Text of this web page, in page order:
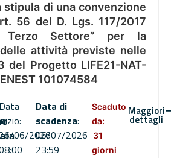
stipula di una convenzione
56 del D. Lgs. 117/2017
Terzo Settore” per la
attività previste nelle
del Progetto LIFE21-NAT-
101074584
Data
06/2026
Data di
scadenza:
06/07/2026
23:59
Scaduto
da:
31
giorni
Maggiori
dettagli